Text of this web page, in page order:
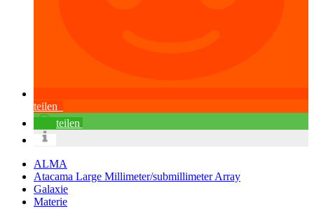
teilen
teilen
ALMA
Atacama Large Millimeter/submillimeter Array
Galaxie
Materie